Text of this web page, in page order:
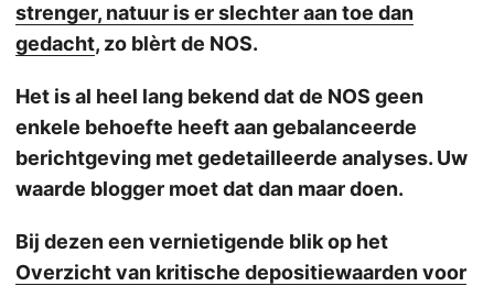
strenger, natuur is er slechter aan toe dan
gedacht, zo blèrt de NOS.
Het is al heel lang bekend dat de NOS geen
enkele behoefte heeft aan gebalanceerde
berichtgeving met gedetailleerde analyses. Uw
waarde blogger moet dat dan maar doen.
Bij dezen een vernietigende blik op het
Overzicht van kritische depositiewaarden voor